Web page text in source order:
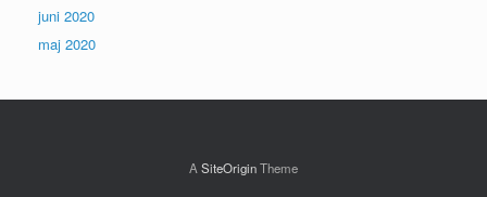
juni 2020
maj 2020
ASiteOriginTheme